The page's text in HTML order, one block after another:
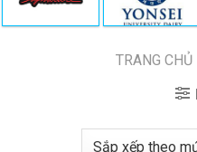
TRANG CHỦ